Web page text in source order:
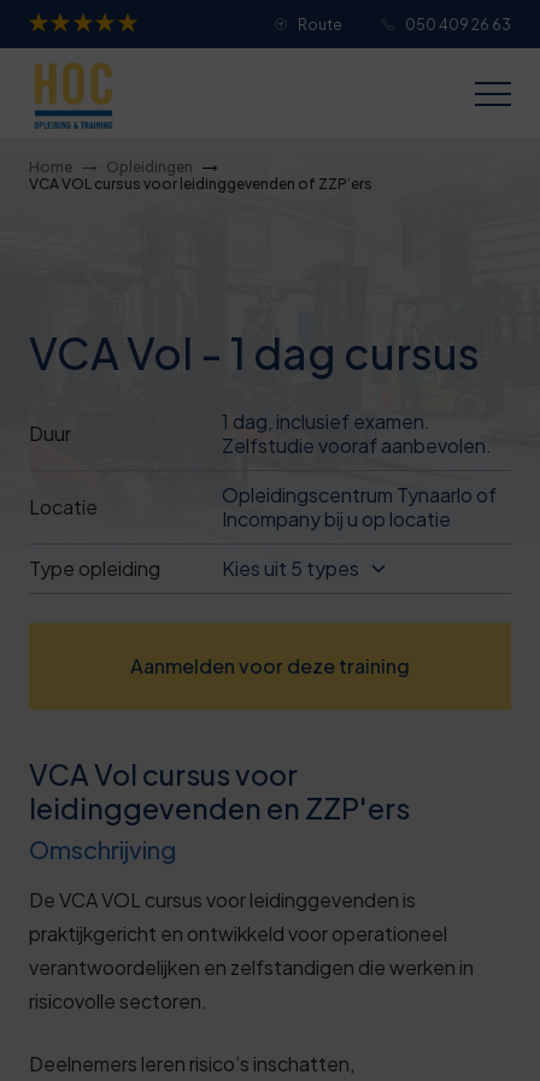
Route 050 409 26 63
Home
Opleidingen
VCA VOL cursus voor leidinggevenden of ZZP’ers
VCA Vol - 1 dag cursus
Duur
1 dag, inclusief examen.
Zelfstudie vooraf aanbevolen.
Locatie
Opleidingscentrum Tynaarlo of
Incompany bij u op locatie
Type opleiding
Kies uit 5 types
Aanmelden voor deze training
VCA Vol cursus voor
leidinggevenden en ZZP'ers
Omschrijving
De VCA VOL cursus voor leidinggevenden is
praktijkgericht en ontwikkeld voor operationeel
verantwoordelijken en zelfstandigen die werken in
risicovolle sectoren.
Deelnemers leren risico’s inschatten,
Je overall waardering
Titel van je beoordeling
Deze review is gebaseerd op mijn eigen
ervaring.